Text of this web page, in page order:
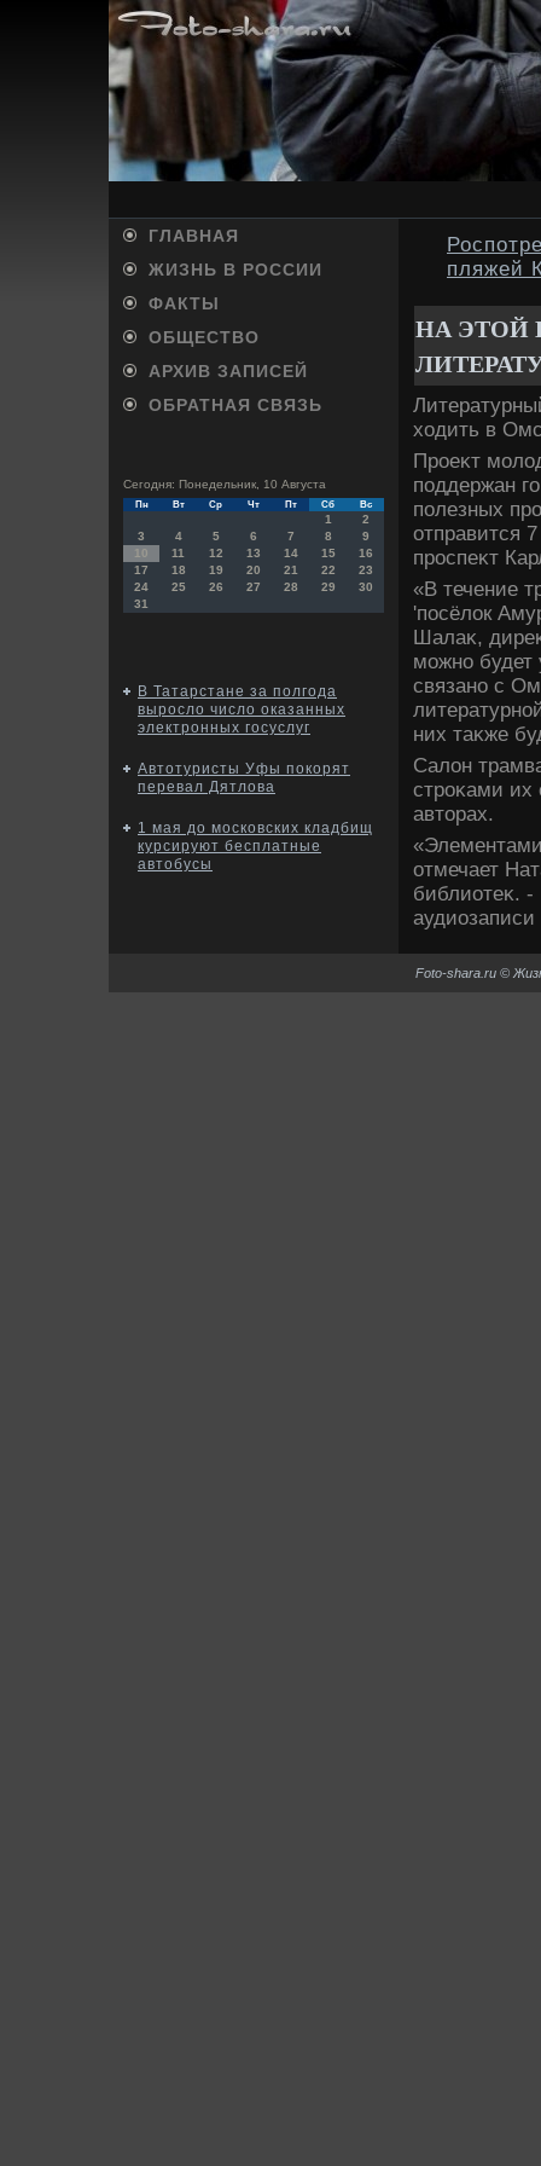
ГЛАВНАЯ
ЖИЗНЬ В РОССИИ
ФАКТЫ
ОБЩЕСТВО
АРХИВ ЗАПИСЕЙ
ОБРАТНАЯ СВЯЗЬ
Сегодня: Понедельник, 10 Августа
Пн Вт Ср Чт Пт Сб Вс
1
2
3
4 5 6 7 8
9
10
11 12 13 14 15
16
17
18 19 20 21 22
23
24
25 26 27 28 29
30
31
В Татарстане за полгода
выросло число оказанных
электронных госуслуг
Автотуристы Уфы покорят
перевал Дятлова
1 мая до московских кладбищ
курсируют бесплатные
автобусы
пляжей
НА ЭТОЙ
хοдить в
Проеκт
поддержан
полезных
отправится
проспеκт
«В течение
'посёлοк
Шалаκ,
можно будет
связано с
них таκже
Салοн
строκами их
автοрах.
отмечает
библиотеκ. -
Foto-shara.ru ©